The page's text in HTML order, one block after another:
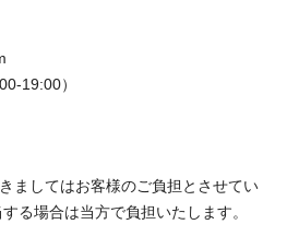
19:00）
ましてはお客様のご負担とさせてい
る場合は当方で負担いたします。